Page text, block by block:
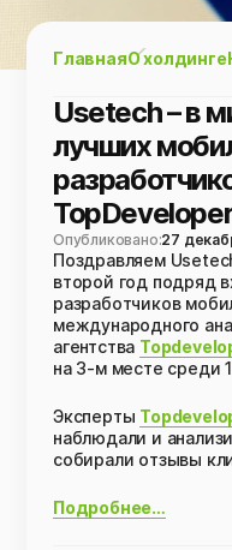
ГлавнаяО холдинге
Usetech – в
лучших
Опубликовано:27
Поздравляем
второй год подряд
разработчиков
международного
агентства
на 3-м месте среди
Эксперты
наблюдали и
собирали отзывы
Подробнее…